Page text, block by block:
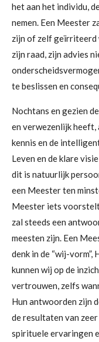
het aan het individu,
nemen. Een Meester
zijn of zelf geïrriteerd
zijn raad, zijn advies
te beslissen en
Nochtans en gezien
en verwezenlijk heeft,
kennis en de
Leven en de klare
dit is natuurlijk
een Meester ten
Meester iets
zal steeds een
meesten zijn. Een
denk in de “wij-
kunnen wij op de
vertrouwen, zelfs
Hun antwoorden zijn
de resultaten van
spirituele ervaringen